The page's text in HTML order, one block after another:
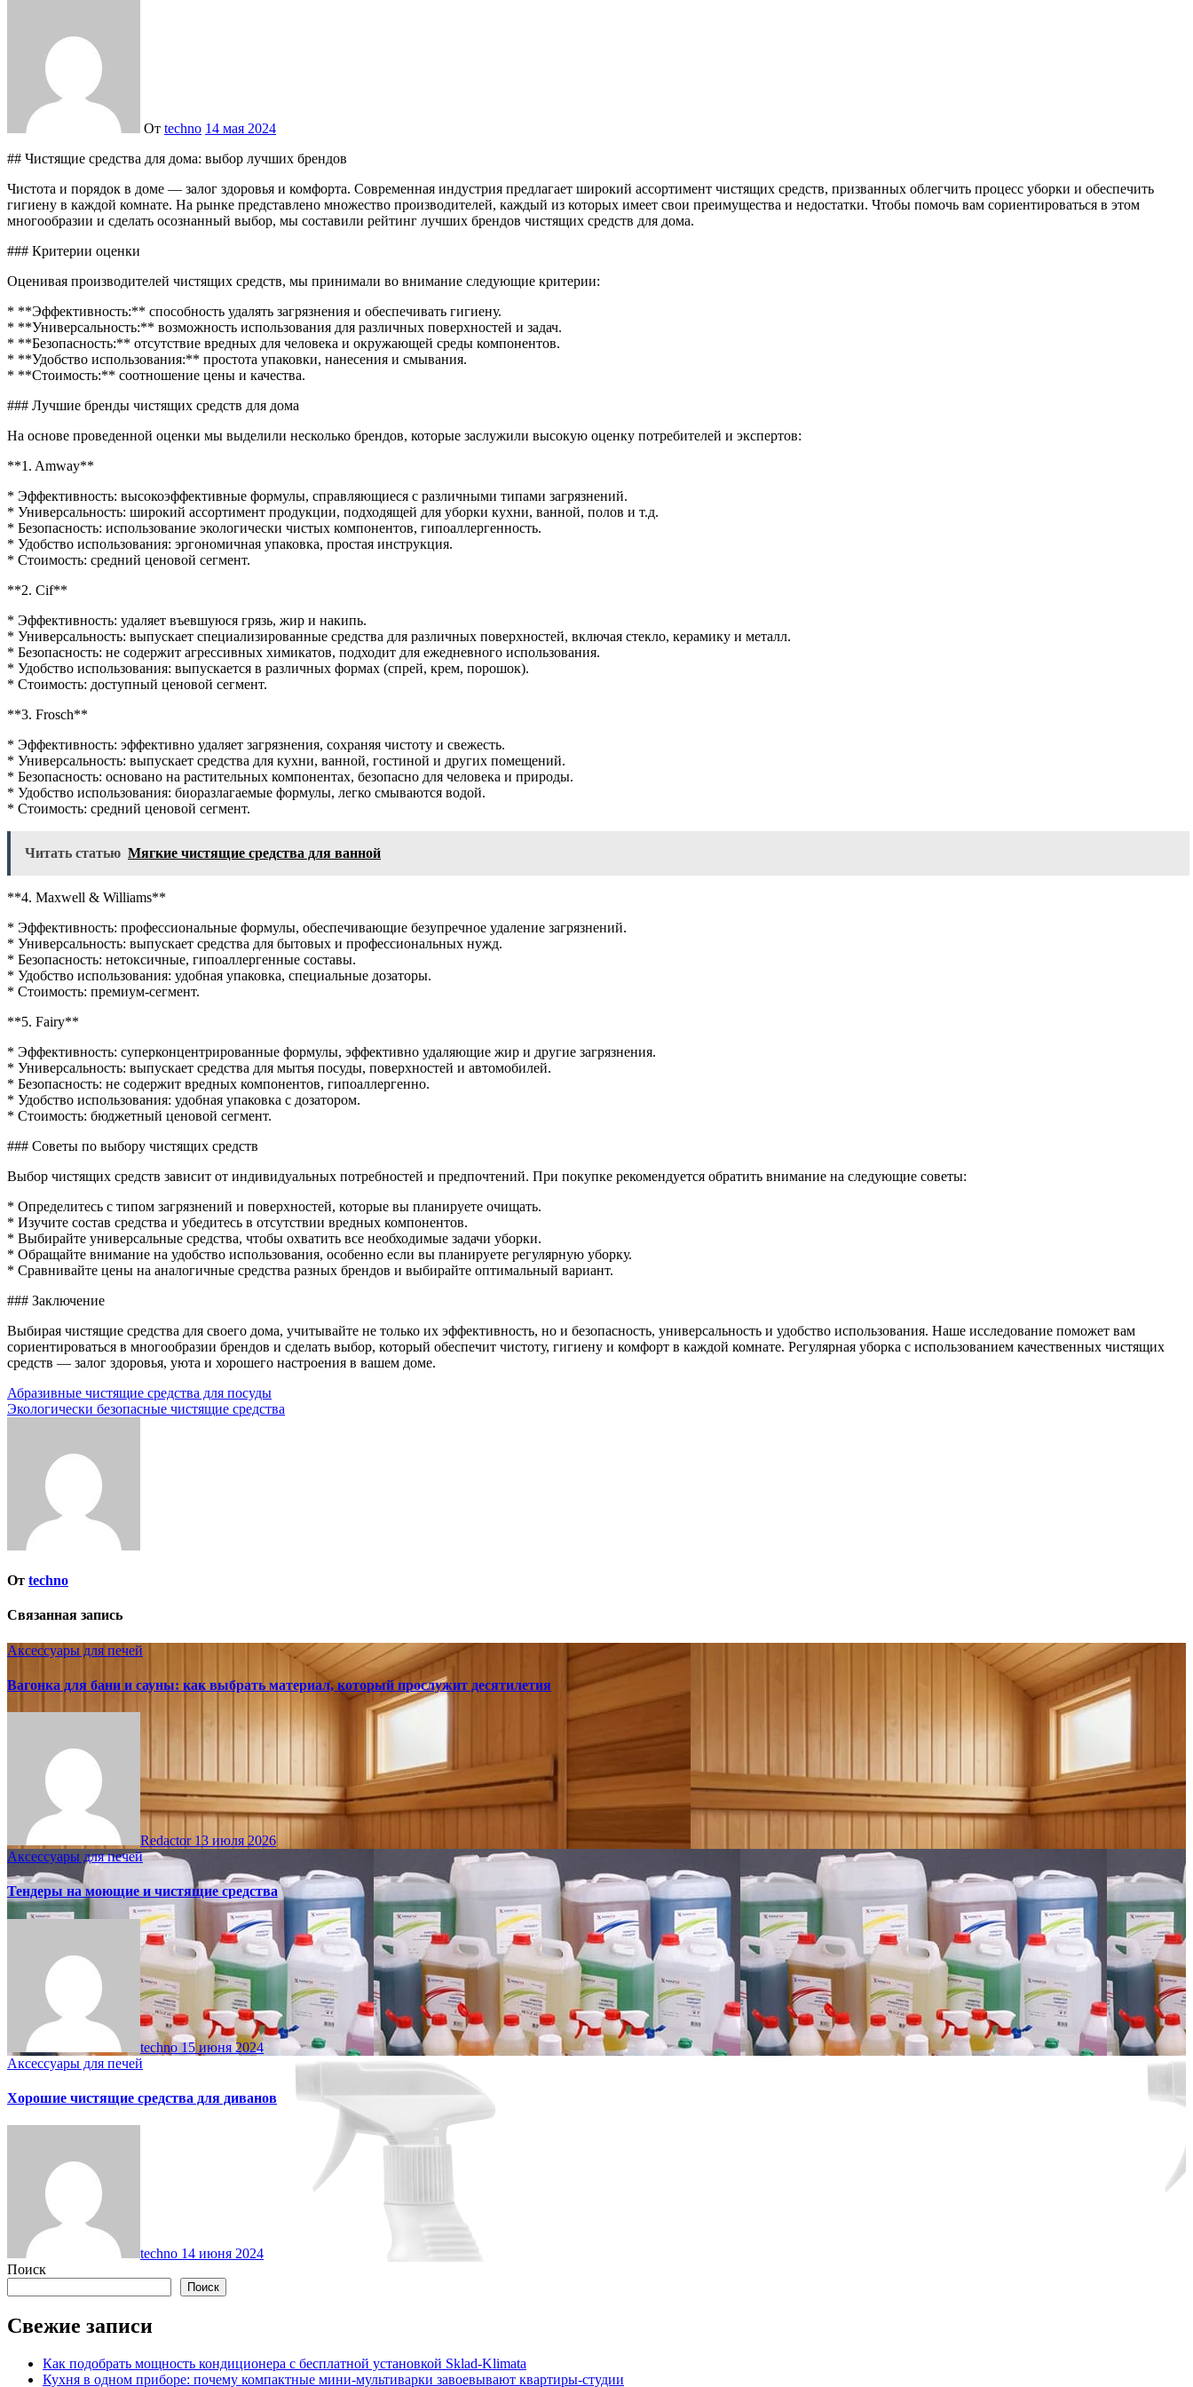
От techno 14 мая 2024
## Чистящие средства для дома: выбор лучших брендов
Чистота и порядок в доме — залог здоровья и комфорта. Современная индустрия предлагает широкий ассортимент чистящих средств, призванных облегчить процесс уборки и обеспечить
гигиену в каждой комнате. На рынке представлено множество производителей, каждый из которых имеет свои преимущества и недостатки. Чтобы помочь вам сориентироваться в этом
многообразии и сделать осознанный выбор, мы составили рейтинг лучших брендов чистящих средств для дома.
### Критерии оценки
Оценивая производителей чистящих средств, мы принимали во внимание следующие критерии:
* **Эффективность:** способность удалять загрязнения и обеспечивать гигиену.
* **Универсальность:** возможность использования для различных поверхностей и задач.
* **Безопасность:** отсутствие вредных для человека и окружающей среды компонентов.
* **Удобство использования:** простота упаковки, нанесения и смывания.
* **Стоимость:** соотношение цены и качества.
### Лучшие бренды чистящих средств для дома
На основе проведенной оценки мы выделили несколько брендов, которые заслужили высокую оценку потребителей и экспертов:
**1. Amway**
* Эффективность: высокоэффективные формулы, справляющиеся с различными типами загрязнений.
* Универсальность: широкий ассортимент продукции, подходящей для уборки кухни, ванной, полов и т.д.
* Безопасность: использование экологически чистых компонентов, гипоаллергенность.
* Удобство использования: эргономичная упаковка, простая инструкция.
* Стоимость: средний ценовой сегмент.
**2. Cif**
* Эффективность: удаляет въевшуюся грязь, жир и накипь.
* Универсальность: выпускает специализированные средства для различных поверхностей, включая стекло, керамику и металл.
* Безопасность: не содержит агрессивных химикатов, подходит для ежедневного использования.
* Удобство использования: выпускается в различных формах (спрей, крем, порошок).
* Стоимость: доступный ценовой сегмент.
**3. Frosch**
* Эффективность: эффективно удаляет загрязнения, сохраняя чистоту и свежесть.
* Универсальность: выпускает средства для кухни, ванной, гостиной и других помещений.
* Безопасность: основано на растительных компонентах, безопасно для человека и природы.
* Удобство использования: биоразлагаемые формулы, легко смываются водой.
* Стоимость: средний ценовой сегмент.
Читать статью Мягкие чистящие средства для ванной
**4. Maxwell & Williams**
* Эффективность: профессиональные формулы, обеспечивающие безупречное удаление загрязнений.
* Универсальность: выпускает средства для бытовых и профессиональных нужд.
* Безопасность: нетоксичные, гипоаллергенные составы.
* Удобство использования: удобная упаковка, специальные дозаторы.
* Стоимость: премиум-сегмент.
**5. Fairy**
* Эффективность: суперконцентрированные формулы, эффективно удаляющие жир и другие загрязнения.
* Универсальность: выпускает средства для мытья посуды, поверхностей и автомобилей.
* Безопасность: не содержит вредных компонентов, гипоаллергенно.
* Удобство использования: удобная упаковка с дозатором.
* Стоимость: бюджетный ценовой сегмент.
### Советы по выбору чистящих средств
Выбор чистящих средств зависит от индивидуальных потребностей и предпочтений. При покупке рекомендуется обратить внимание на следующие советы:
* Определитесь с типом загрязнений и поверхностей, которые вы планируете очищать.
* Изучите состав средства и убедитесь в отсутствии вредных компонентов.
* Выбирайте универсальные средства, чтобы охватить все необходимые задачи уборки.
* Обращайте внимание на удобство использования, особенно если вы планируете регулярную уборку.
* Сравнивайте цены на аналогичные средства разных брендов и выбирайте оптимальный вариант.
### Заключение
Выбирая чистящие средства для своего дома, учитывайте не только их эффективность, но и безопасность, универсальность и удобство использования. Наше исследование поможет вам
сориентироваться в многообразии брендов и сделать выбор, который обеспечит чистоту, гигиену и комфорт в каждой комнате. Регулярная уборка с использованием качественных чистящих
средств — залог здоровья, уюта и хорошего настроения в вашем доме.
Навигация
по
Абразивные чистящие средства для посуды
Экологически безопасные чистящие средства
От techno
Связанная запись
Аксессуары для печей
Вагонка для бани и сауны: как выбрать материал, который прослужит десятилетия
Redactor 13 июля 2026
Аксессуары для печей
Тендеры на моющие и чистящие средства
techno15 июня 2024
Аксессуары для печей
Хорошие чистящие средства для диванов
techno 14 июня 2024
Поиск
Поиск
Свежие записи
Как подобрать мощность кондиционера с бесплатной установкой Sklad-Klimata
Кухня в одном приборе: почему компактные мини-мультиварки завоевывают квартиры-студии